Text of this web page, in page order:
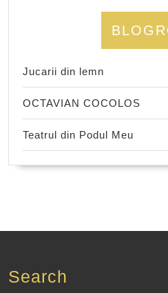
Jucarii din lemn
OCTAVIAN COCOLOS
Teatrul din Podul Meu
Search